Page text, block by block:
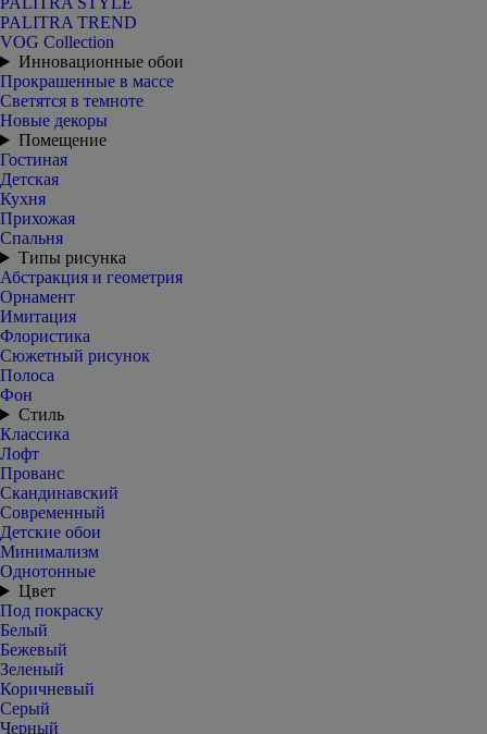
PALITRA TREND
VOG Collection
Инновационные обои
Прокрашенные в массе
Светятся в темноте
Новые декоры
Помещение
Гостиная
Детская
Кухня
Прихожая
Спальня
Типы рисунка
Абстракция и геометрия
Орнамент
Имитация
Флористика
Сюжетный рисунок
Полоса
Фон
Стиль
Классика
Лофт
Прованс
Скандинавский
Современный
Детские обои
Минимализм
Однотонные
Цвет
Под покраску
Белый
Бежевый
Зеленый
Коричневый
Серый
Черный